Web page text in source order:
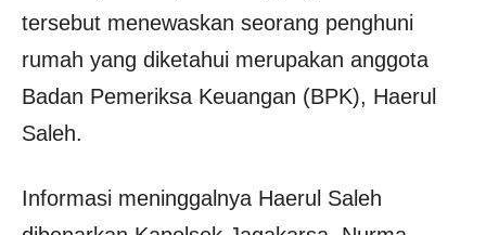
tersebut menewaskan seorang penghuni
rumah yang diketahui merupakan anggota
Badan Pemeriksa Keuangan (BPK), Haerul
Saleh.
Informasi meninggalnya Haerul Saleh